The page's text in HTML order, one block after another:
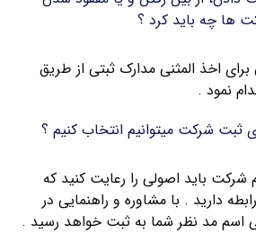
ها چه باید کرد ؟
اخذ المثنی مدارک ثبتی از طریق
نمود .
ثبت شرکت میتوانیم انتخاب کنیم ؟
شرکت باید اصولی را رعایت کنید که
دارید . با مشاوره و راهنمایی در
اسم مد نظر شما به ثبت خواهد رسید .